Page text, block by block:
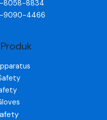
8058-8834
9090-4466